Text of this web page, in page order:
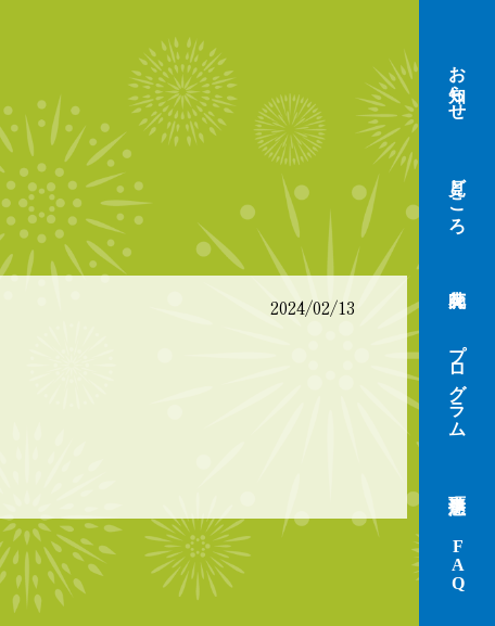
お知らせ
見どころ
プログラム
FAQ
2024/02/13